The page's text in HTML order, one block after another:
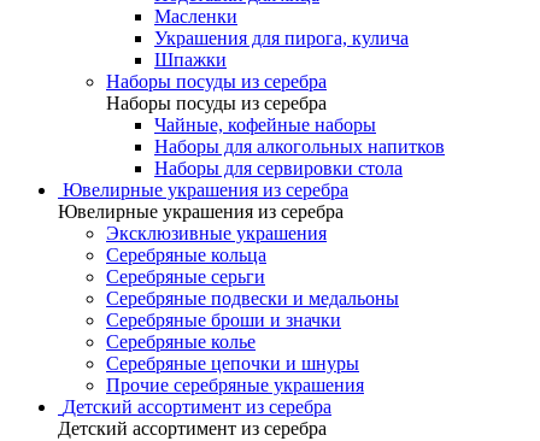
Масленки
Украшения для пирога, кулича
Шпажки
Наборы посуды из серебра
Наборы посуды из серебра
Чайные, кофейные наборы
Наборы для алкогольных напитков
Наборы для сервировки стола
Ювелирные украшения из серебра
Ювелирные украшения из серебра
Эксклюзивные украшения
Серебряные кольца
Серебряные серьги
Серебряные подвески и медальоны
Серебряные броши и значки
Серебряные колье
Серебряные цепочки и шнуры
Прочие серебряные украшения
Детский ассортимент из серебра
Детский ассортимент из серебра